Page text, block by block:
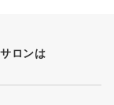
ロンは